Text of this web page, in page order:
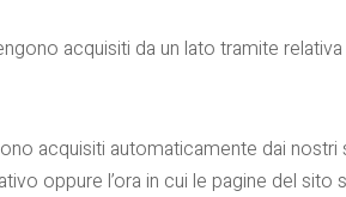
acquisiti da un lato tramite
acquisiti automaticamente dai
oppure l’ora in cui le pagine del